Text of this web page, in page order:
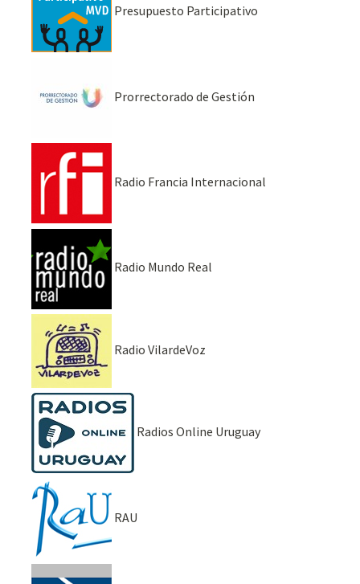
Presupuesto Participativo
Prorrectorado de Gestión
Radio Francia Internacional
Radio Mundo Real
Radio VilardeVoz
Radios Online Uruguay
RAU